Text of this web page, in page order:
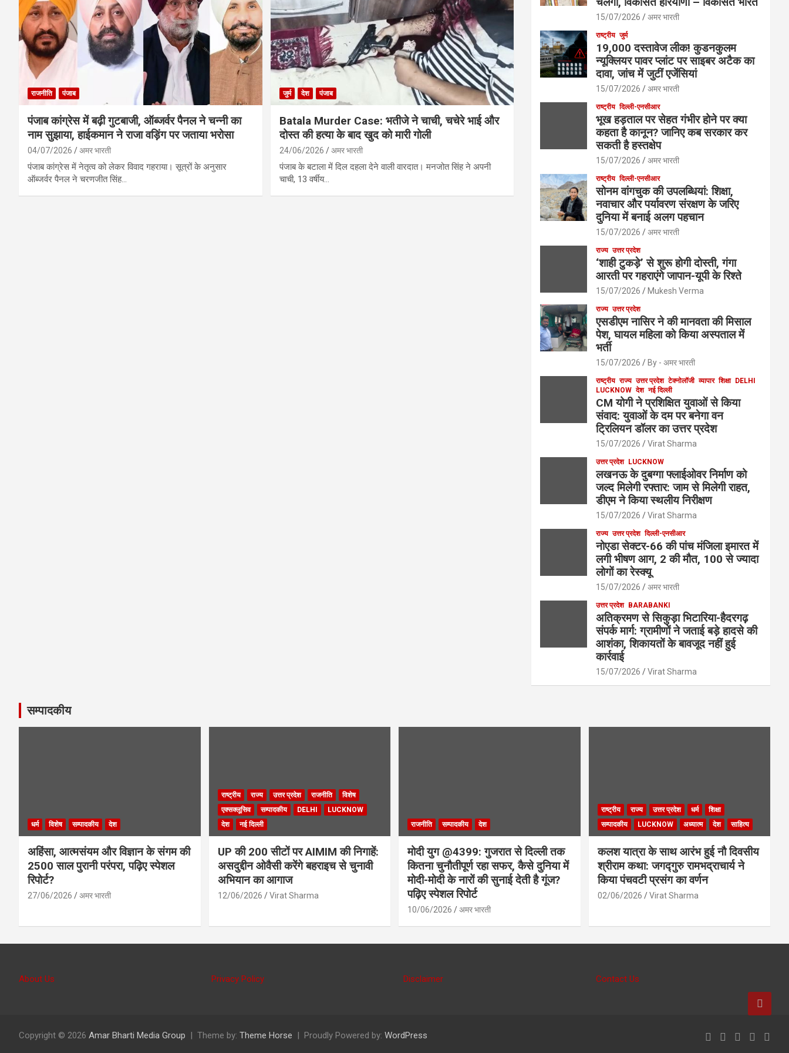
राजनीति पंजाब
पंजाब कांग्रेस में बढ़ी गुटबाजी, ऑब्जर्वर पैनल ने चन्नी का
नाम सुझाया, हाईकमान ने राजा वड़िंग पर जताया भरोसा
04/07/2026 अमर भारती
पंजाब कांग्रेस में नेतृत्व को लेकर विवाद गहराया। सूत्रों के अनुसार
ऑब्जर्वर पैनल ने चरणजीत सिंह…
जुर्म देश पंजाब
Batala Murder Case: भतीजे ने चाची, चचेरे भाई और
दोस्त की हत्या के बाद खुद को मारी गोली
24/06/2026 अमर भारती
पंजाब के बटाला में दिल दहला देने वाली वारदात। मनजोत सिंह ने अपनी
चाची, 13 वर्षीय…
15/07/2026 अमर भारती
राष्ट्रीय जुर्म
19,000 दस्तावेज लीक! कुडनकुलम
न्यूक्लियर पावर प्लांट पर साइबर अटैक का
दावा, जांच में जुटीं एजेंसियां
15/07/2026 अमर भारती
राष्ट्रीय दिल्ली-एनसीआर
भूख हड़ताल पर सेहत गंभीर होने पर क्या
कहता है कानून? जानिए कब सरकार कर
सकती है हस्तक्षेप
15/07/2026 अमर भारती
राष्ट्रीय दिल्ली-एनसीआर
सोनम वांगचुक की उपलब्धियां: शिक्षा,
नवाचार और पर्यावरण संरक्षण के जरिए
दुनिया में बनाई अलग पहचान
15/07/2026 अमर भारती
राज्य उत्तर प्रदेश
‘शाही टुकड़े’ से शुरू होगी दोस्ती, गंगा
आरती पर गहराएंगे जापान-यूपी के रिश्ते
15/07/2026 Mukesh Verma
राज्य उत्तर प्रदेश
एसडीएम नासिर ने की मानवता की मिसाल
पेश, घायल महिला को किया अस्पताल में
भर्ती
15/07/2026 By - अमर भारती
राष्ट्रीय राज्य उत्तर प्रदेश टेक्नोलॉजी व्यापार शिक्षा DELHI
LUCKNOW देश नई दिल्ली
CM योगी ने प्रशिक्षित युवाओं से किया
संवाद: युवाओं के दम पर बनेगा वन
ट्रिलियन डॉलर का उत्तर प्रदेश
15/07/2026 Virat Sharma
उत्तर प्रदेश LUCKNOW
लखनऊ के दुबग्गा फ्लाईओवर निर्माण को
जल्द मिलेगी रफ्तार: जाम से मिलेगी राहत,
डीएम ने किया स्थलीय निरीक्षण
15/07/2026 Virat Sharma
राज्य उत्तर प्रदेश दिल्ली-एनसीआर
नोएडा सेक्टर-66 की पांच मंजिला इमारत में
लगी भीषण आग, 2 की मौत, 100 से ज्यादा
लोगों का रेस्क्यू
15/07/2026 अमर भारती
उत्तर प्रदेश BARABANKI
अतिक्रमण से सिकुड़ा भिटारिया-हैदरगढ़
संपर्क मार्ग: ग्रामीणों ने जताई बड़े हादसे की
आशंका, शिकायतों के बावजूद नहीं हुई
कार्रवाई
15/07/2026 Virat Sharma
सम्पादकीय
धर्म विशेष सम्पादकीय देश
अहिंसा, आत्मसंयम और विज्ञान के संगम की
2500 साल पुरानी परंपरा, पढ़िए स्पेशल
रिपोर्ट?
27/06/2026 अमर भारती
राष्ट्रीय राज्य उत्तर प्रदेश राजनीति
विशेष
एक्सक्लूसिव
सम्पादकीय DELHI
LUCKNOW
देश
नई दिल्ली
UP की 200 सीटों पर AIMIM की निगाहें:
असदुद्दीन ओवैसी करेंगे बहराइच से चुनावी
अभियान का आगाज
12/06/2026 Virat Sharma
राजनीति सम्पादकीय देश
मोदी युग @4399: गुजरात से दिल्ली तक
कितना चुनौतीपूर्ण रहा सफर, कैसे दुनिया में
मोदी-मोदी के नारों की सुनाई देती है गूंज?
पढ़िए स्पेशल रिपोर्ट
10/06/2026 अमर भारती
राष्ट्रीय राज्य उत्तर प्रदेश धर्म
शिक्षा
सम्पादकीय
LUCKNOW अध्यात्म देश साहित्य
कलश यात्रा के साथ आरंभ हुई नौ दिवसीय
श्रीराम कथा: जगद्गुरु रामभद्राचार्य ने
किया पंचवटी प्रसंग का वर्णन
02/06/2026 Virat Sharma
About Us Privacy Policy Disclaimer Contact Us
Copyright © 2026 Amar Bharti Media Group Theme by: Theme Horse Proudly Powered by: WordPress